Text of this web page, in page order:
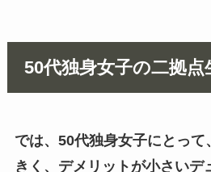
50代独身女子の二拠
では、50代独身女子にとっ
きく、デメリットが小さいデ